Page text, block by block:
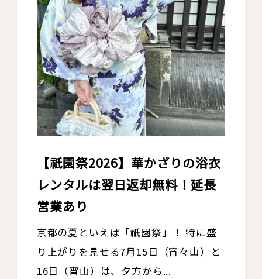
【祇園祭2026】華かざりの浴衣
レンタルは翌日返却無料！延長
営業あり
京都の夏といえば「祇園祭」！ 特に盛
り上がりを見せる7月15日（宵々山）と
16日（宵山）は、夕方から...